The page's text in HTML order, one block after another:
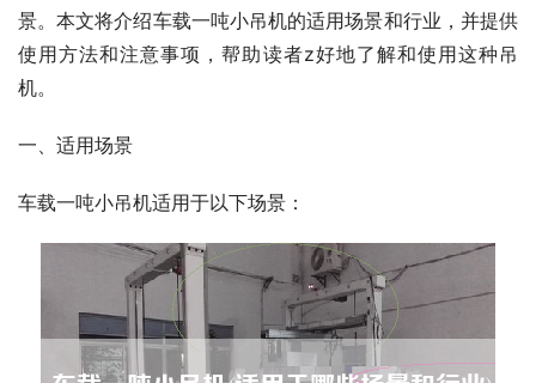
景。本文将介绍车载一吨小吊机的适用场景和行业，并提供
使用方法和注意事项，帮助读者z好地了解和使用这种吊
机。
一、适用场景
车载一吨小吊机适用于以下场景：